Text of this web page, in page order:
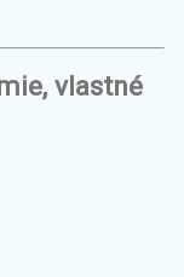
vlastné